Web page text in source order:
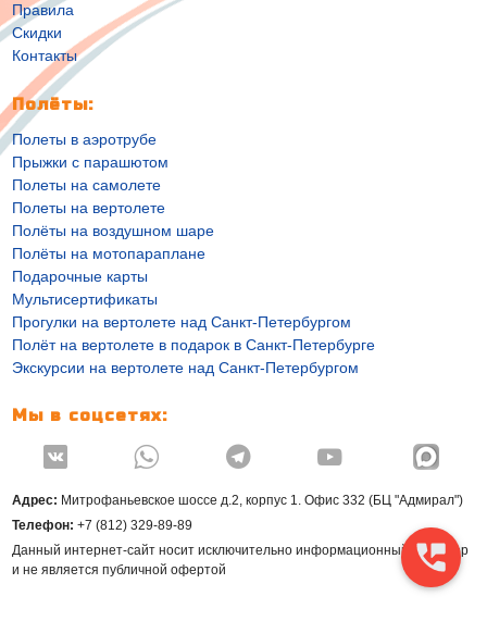
Правила
Скидки
Контакты
Полёты:
Полеты в аэротрубе
Прыжки с парашютом
Полеты на самолете
Полеты на вертолете
Полёты на воздушном шаре
Полёты на мотопараплане
Подарочные карты
Мультисертификаты
Прогулки на вертолете над Санкт-Петербургом
Полёт на вертолете в подарок в Санкт-Петербурге
Экскурсии на вертолете над Санкт-Петербургом
Мы в соцсетях:
   
Адрес: Митрофаньевское шоссе д.2, корпус 1. Офис 332 (БЦ "Адмирал")
Телефон: +7 (812) 329-89-89
Данный интернет-сайт носит исключительно информационный характер
и не является публичной офертой